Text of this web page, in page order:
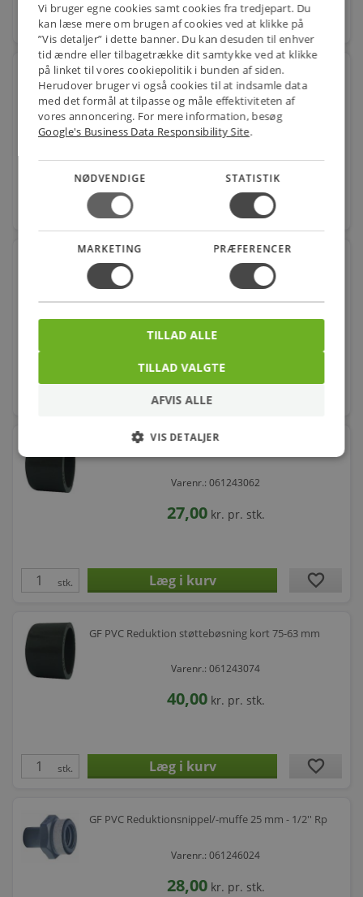
stk.
Reduktion pvc 50x32 mm pn16/kort
Varenr.: 061243048
39,00 kr.pr. stk.
Reduktion pvc 63x32 mm pn16/kort
28,00 kr.
Reduktion pvc 63x50 mm pn16/kort
Varenr.: 061243062
27,00 kr. pr. stk.
stk. favorite
GF PVC Reduktion støttebøsning kort 75-63 mm
Varenr.: 061243074
40,00 kr. pr. stk.
stk. favorite
GF PVC Reduktionsnippel/-muffe 25 mm - 1/2'' Rp
Varenr.: 061246024
28,00 kr. pr. stk.
Vi bruger egne cookies samt cookies fra tredjepart. Du
kan læse mere om brugen af cookies ved at klikke på
”Vis detaljer” i dette banner. Du kan desuden til enhver
tid ændre eller tilbagetrække dit samtykke ved at klikke
på linket til vores cookiepolitik i bunden af siden.
Herudover bruger vi også cookies til at indsamle data
med det formål at tilpasse og måle effektiviteten af
vores annoncering. For mere information, besøg
Google's Business Data Responsibility Site.
NØDVENDIGE STATISTIK
MARKETING PRÆFERENCER
TILLAD VALGTE
TILLAD ALLE
AFVIS ALLE
VIS DETALJER